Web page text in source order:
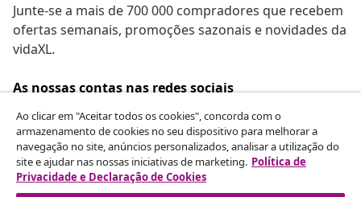
Junte-se a mais de 700 000 compradores que recebem
ofertas semanais, promoções sazonais e novidades da
vidaXL.
As nossas contas nas redes sociais
Rescindir o contrato
Envie um pedido de rescisão da sua encomenda.
Ao clicar em "Aceitar todos os cookies", concorda com o
armazenamento de cookies no seu dispositivo para melhorar a
navegação no site, anúncios personalizados, analisar a utilização do
site e ajudar nas nossas iniciativas de marketing. Política de
Privacidade e Declaração de Cookies